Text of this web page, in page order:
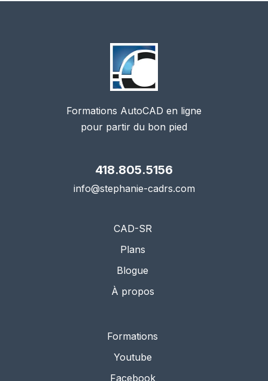
Formations AutoCAD en ligne
pour partir du bon pied
418.805.5156
info@stephanie-cadrs.com
CAD-SR
Plans
Blogue
À propos
Formations
Youtube
Facebook